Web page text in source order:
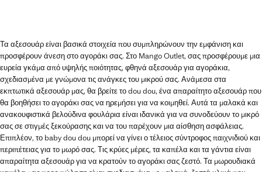
Τα αξεσουάρ είναι βασικά στοιχεία που συμπληρώνουν την εμφάνιση και
προσφέρουν άνεση στο αγοράκι σας. Στο Mango Outlet, σας προσφέρουμε μια
ευρεία γκάμα από υψηλής ποιότητας, φθηνά αξεσουάρ για αγοράκια,
σχεδιασμένα με γνώμονα τις ανάγκες του μικρού σας. Ανάμεσα στα
εκπτωτικά αξεσουάρ μας, θα βρείτε το dou dou, ένα απαραίτητο αξεσουάρ που
θα βοηθήσει το αγοράκι σας να ηρεμήσει για να κοιμηθεί. Αυτά τα μαλακά και
ανακουφιστικά βελούδινα φουλάρια είναι ιδανικά για να συνοδεύουν το μικρό
σας σε στιγμές ξεκούρασης και να του παρέχουν μια αίσθηση ασφάλειας.
Επιπλέον, το baby dou dou μπορεί να γίνει ο τέλειος σύντροφος παιχνιδιού και
περιπέτειας για το μωρό σας. Τις κρύες μέρες, τα καπέλα και τα γάντια είναι
απαραίτητα αξεσουάρ για να κρατούν το αγοράκι σας ζεστό. Τα μωρουδιακά